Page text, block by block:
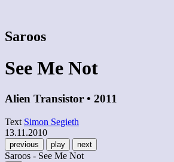
Saroos
See Me Not
Alien Transistor • 2011
Text Simon Segieth
13.11.2010
previous play next
Saroos - See Me Not